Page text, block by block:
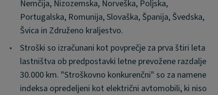
Nemčija, Nizozemska, Norveška, Poljska,
Portugalska, Romunija, Slovaška, Španija, Švedska,
Švica in Združeno kraljestvo.
•
Stroški so izračunani kot povprečje za prva štiri leta
lastništva ob predpostavki letne prevožene razdalje
30.000 km. "Stroškovno konkurenčni" so za namene
indeksa opredeljeni kot električni avtomobili, ki niso